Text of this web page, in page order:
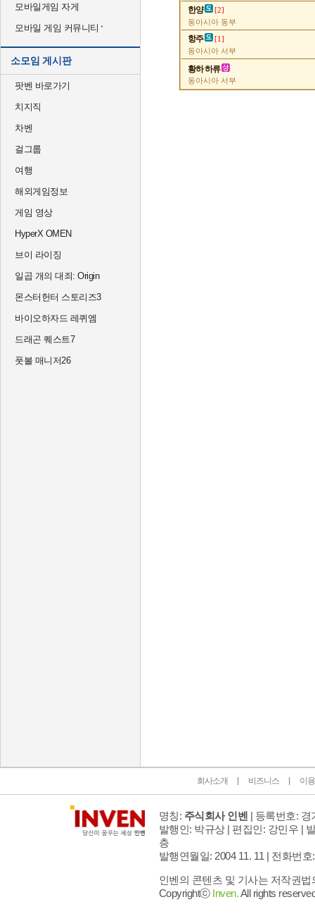
모바일게임 자게
모바일 게임 커뮤니티
소모임 게시판
팟벤 바로가기
치지직
차벤
걸그룹
여행
해외게임정보
게임 영상
HyperX OMEN
브이 라이징
일곱 개의 대죄: Origin
몬스터헌터 스토리즈3
바이오하자드 레퀴엠
드래곤 퀘스트7
풋볼 매니저26
한양 [2]
동아시아 동부
항주 [1]
동아시아 서부
황하 하류
동아시아 서부
회사소개 비즈니스 이
명칭: 주식회사 인벤 | 등록번호: 경
발행인: 박규상 | 편집인: 강민우 |
층
발행연월일: 2004 11. 11 | 전화번호
인벤의 콘텐츠 및 기사는 저작권
Copyrightⓒ Inven.All rights